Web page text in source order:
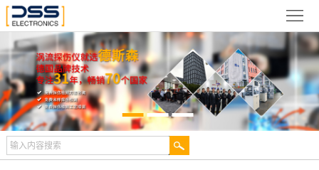
站
首
页
关
于
德
斯
新
闻
动
产
品
检